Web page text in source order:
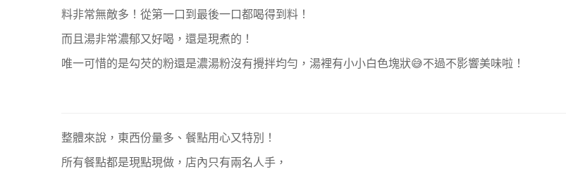
料非常無敵多！從第一口到最後一口都喝得到料！
而且湯非常濃郁又好喝，還是現煮的！
唯一可惜的是勾芡的粉還是濃湯粉沒有攪拌均勻，湯裡有小小白色塊狀😅不過不影響美味啦！
整體來說，東西份量多、餐點用心又特別！
所有餐點都是現點現做，店內只有兩名人手，